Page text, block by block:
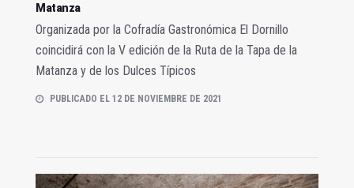
Matanza
Organizada por la Cofradía Gastronómica El Dornillo
coincidirá con la V edición de la Ruta de la Tapa de la
Matanza y de los Dulces Típicos
PUBLICADO EL 12 DE NOVIEMBRE DE 2021